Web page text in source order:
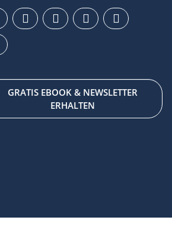
GRATIS EBOOK & NEWSLETTER
ERHALTEN